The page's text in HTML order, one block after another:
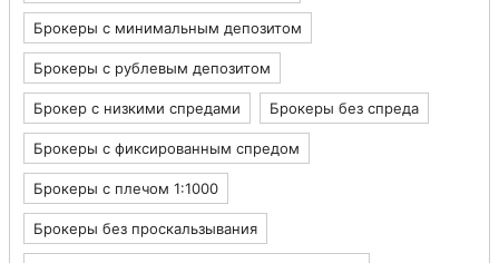
Брокеры с минимальным депозитом
Брокеры с рублевым депозитом
Брокер с низкими спредами Брокеры без спреда
Брокеры с фиксированным спредом
Брокеры с плечом 1:1000
Брокеры без проскальзывания